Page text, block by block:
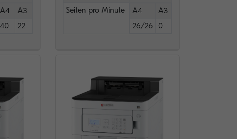
A4
A3
40
22
Seiten pro Minute
A4
A3
26/26
0